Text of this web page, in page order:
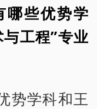
哪些优势学
工程”专业
势学科和王